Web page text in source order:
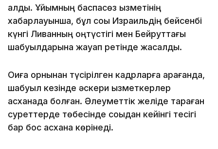
алды. Ұйымның баспасөз қызметінің
хабарлауынша, бұл соққы Израильдің бейсенбі
күнгі Ливанның оңтүстігі мен Бейруттағы
шабуылдарына жауап ретінде жасалды.
Оқиға орнынан түсірілген кадрларға қарағанда,
шабуыл кезінде әскери қызметкерлер
асханада болған. Әлеуметтік желіде тараған
суреттерде төбесінде соққыдан кейінгі тесігі
бар бос асхана көрінеді.